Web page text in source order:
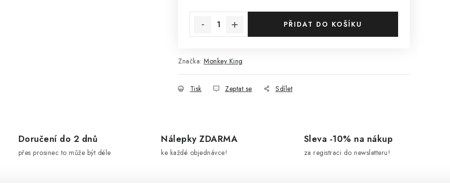
PŘIDAT DO KOŠÍKU
Značka: Monkey King
Tisk Zeptat se Sdílet
Doručení do 2 dnů
přes prosinec to může být déle
Nálepky ZDARMA
ke každé objednávce!
Sleva -10% na nákup
za registraci do newsletteru!